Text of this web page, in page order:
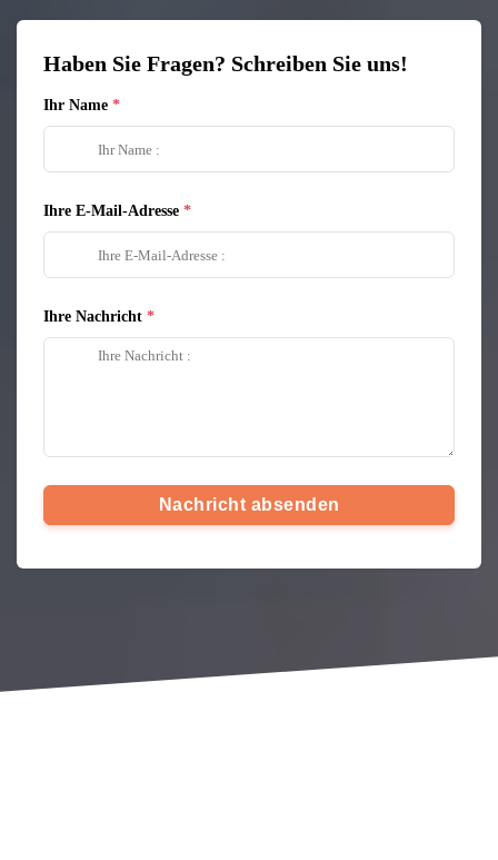
Haben Sie Fragen? Schreiben Sie uns!
Ihr Name
Ihre E-Mail-Adresse
Ihre Nachricht
Nachricht absenden